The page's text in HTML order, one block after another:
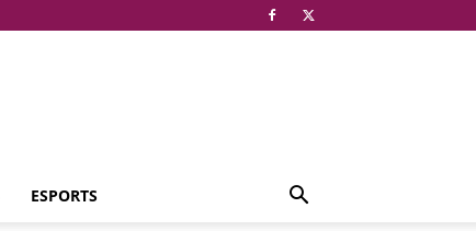
ESPORTS